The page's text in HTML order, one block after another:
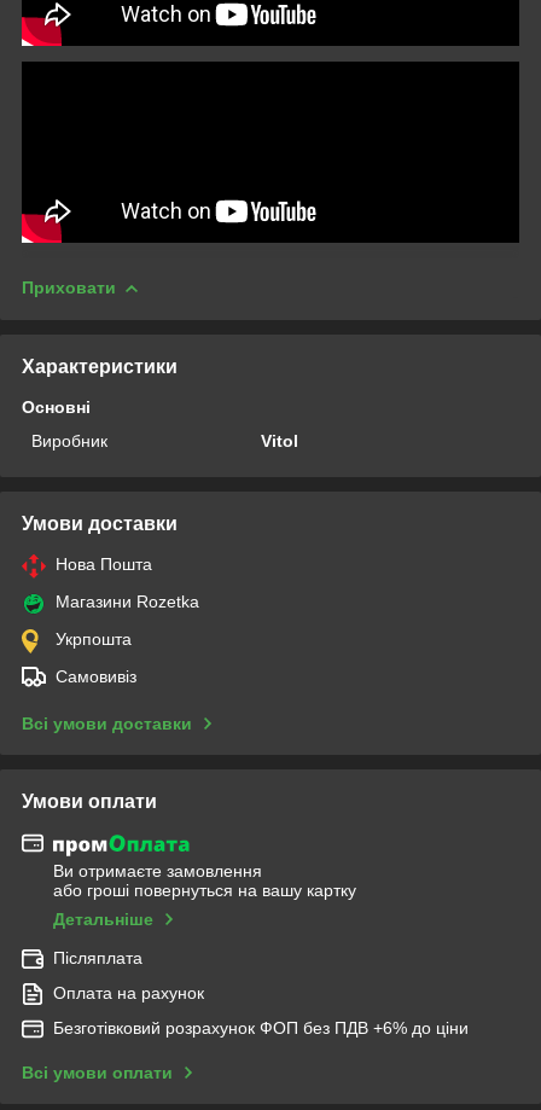
Приховати
Характеристики
Основні
Виробник
Vitol
Умови доставки
Нова Пошта
Магазини Rozetka
Укрпошта
Самовивіз
Всі умови доставки
Умови оплати
Ви отримаєте замовлення
або гроші повернуться на вашу картку
Детальніше
Післяплата
Оплата на рахунок
Безготівковий розрахунок ФОП без ПДВ +6% до ціни
Всі умови оплати